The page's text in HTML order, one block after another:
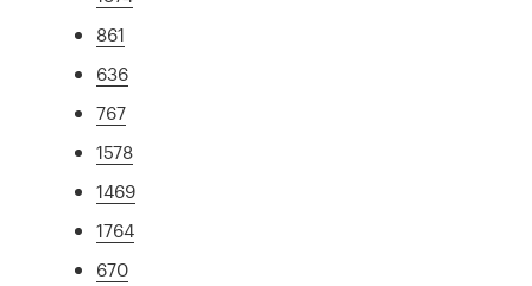
861
636
767
1578
1469
1764
670